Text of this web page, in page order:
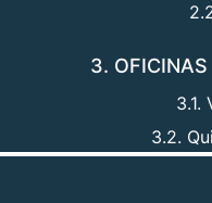
3. OFICINAS
3.1.
3.2.